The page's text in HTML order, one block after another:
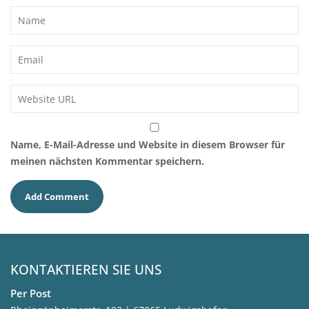
Name, E-Mail-Adresse und Website in diesem Browser für
meinen nächsten Kommentar speichern.
KONTAKTIEREN SIE UNS
Per Post